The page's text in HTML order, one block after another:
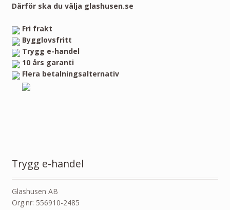
Därför ska du välja glashusen.se
Fri frakt
Bygglovsfritt
Trygg e-handel
10 års garanti
Flera betalningsalternativ
Trygg e-handel
Glashusen AB
Org.nr: 556910-2485